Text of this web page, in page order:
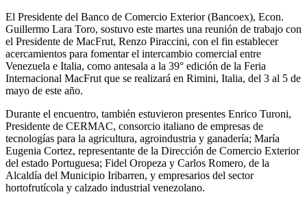
El Presidente del Banco de Comercio Exterior (Bancoex), Econ.
Guillermo Lara Toro, sostuvo este martes una reunión de trabajo con
el Presidente de MacFrut, Renzo Piraccini, con el fin establecer
acercamientos para fomentar el intercambio comercial entre
Venezuela e Italia, como antesala a la 39° edición de la Feria
Internacional MacFrut que se realizará en Rimini, Italia, del 3 al 5 de
mayo de este año.
Durante el encuentro, también estuvieron presentes Enrico Turoni,
Presidente de CERMAC, consorcio italiano de empresas de
tecnologías para la agricultura, agroindustria y ganadería; María
Eugenia Cortez, representante de la Dirección de Comercio Exterior
del estado Portuguesa; Fidel Oropeza y Carlos Romero, de la
Alcaldía del Municipio Iribarren, y empresarios del sector
hortofrutícola y calzado industrial venezolano.